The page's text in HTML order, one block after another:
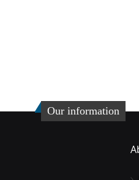
收
並
Our information